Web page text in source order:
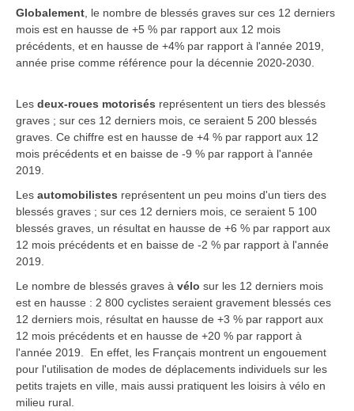
Globalement , le nombre de blessés graves sur ces 12 derniers
mois est en hausse de +5 % par rapport aux 12 mois
précédents, et en hausse de +4% par rapport à l'année 2019,
année prise comme référence pour la décennie 2020-2030.
Les deux-roues motorisés représentent un tiers des blessés
graves ; sur ces 12 derniers mois, ce seraient 5 200 blessés
graves. Ce chiffre est en hausse de +4 % par rapport aux 12
mois précédents et en baisse de -9 % par rapport à l'année
2019.
Les automobilistes représentent un peu moins d'un tiers des
blessés graves ; sur ces 12 derniers mois, ce seraient 5 100
blessés graves, un résultat en hausse de +6 % par rapport aux
12 mois précédents et en baisse de -2 % par rapport à l'année
2019.
Le nombre de blessés graves à vélo sur les 12 derniers mois
est en hausse : 2 800 cyclistes seraient gravement blessés ces
12 derniers mois, résultat en hausse de +3 % par rapport aux
12 mois précédents et en hausse de +20 % par rapport à
l'année 2019. En effet, les Français montrent un engouement
pour l'utilisation de modes de déplacements individuels sur les
petits trajets en ville, mais aussi pratiquent les loisirs à vélo en
milieu rural.